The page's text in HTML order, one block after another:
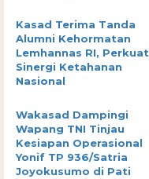
Kasad Terima Tanda
Alumni Kehormatan
Lemhannas RI, Perkuat
Sinergi Ketahanan
Nasional
Wakasad Dampingi
Wapang TNI Tinjau
Kesiapan Operasional
Yonif TP 936/Satria
Joyokusumo di Pati